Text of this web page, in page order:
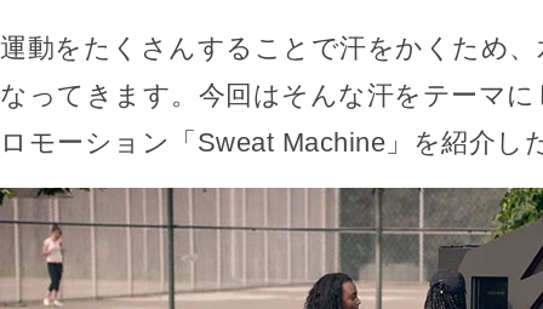
運動をたくさんすることで汗をかくため
なってきます。今回はそんな汗をテーマ
ロモーション「Sweat Machine」を紹介し